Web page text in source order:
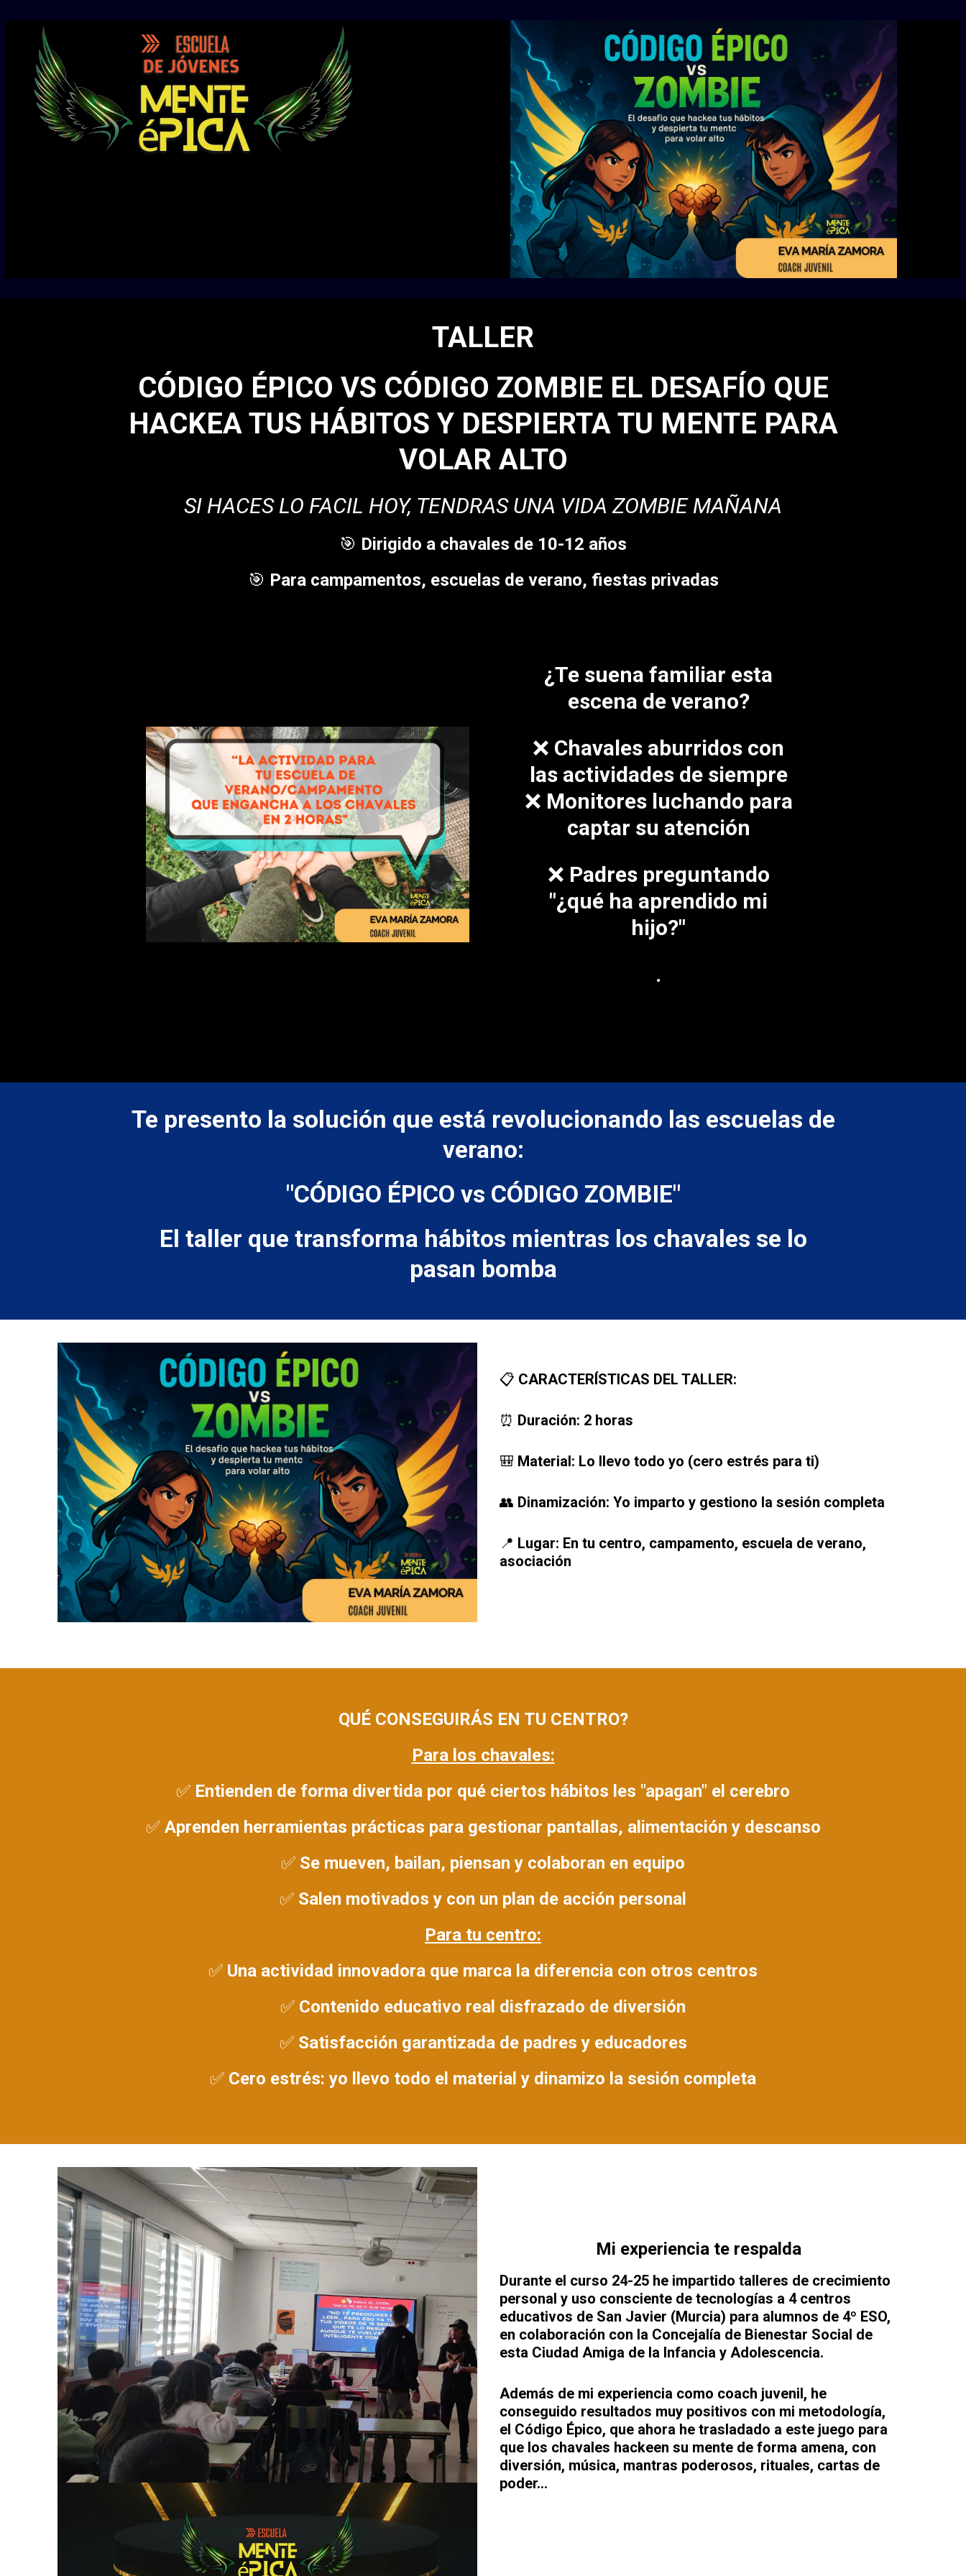
TALLER
CÓDIGO ÉPICO VS CÓDIGO ZOMBIE EL DESAFÍO QUE
HACKEA TUS HÁBITOS Y DESPIERTA TU MENTE PARA
VOLAR ALTO
SI HACES LO FACIL HOY, TENDRAS UNA VIDA ZOMBIE MAÑANA
🎯 Dirigido a chavales de 10-12 años
🎯 Para campamentos, escuelas de verano, fiestas privadas
¿Te suena familiar esta
escena de verano?
❌ Chavales aburridos con
las actividades de siempre
❌ Monitores luchando para
captar su atención
❌ Padres preguntando
"¿qué ha aprendido mi
hijo?"
.
Te presento la solución que está revolucionando las escuelas de
verano:
"CÓDIGO ÉPICO vs CÓDIGO ZOMBIE"
El taller que transforma hábitos mientras los chavales se lo
pasan bomba
📋 CARACTERÍSTICAS DEL TALLER:
⏰ Duración: 2 horas
🎒 Material: Lo llevo todo yo (cero estrés para ti)
👥 Dinamización: Yo imparto y gestiono la sesión completa
📍 Lugar: En tu centro, campamento, escuela de verano,
asociación
QUÉ CONSEGUIRÁS EN TU CENTRO?
Para los chavales:
✅ Entienden de forma divertida por qué ciertos hábitos les "apagan" el cerebro
✅ Aprenden herramientas prácticas para gestionar pantallas, alimentación y descanso
✅ Se mueven, bailan, piensan y colaboran en equipo
✅ Salen motivados y con un plan de acción personal
Para tu centro:
✅ Una actividad innovadora que marca la diferencia con otros centros
✅ Contenido educativo real disfrazado de diversión
✅ Satisfacción garantizada de padres y educadores
✅ Cero estrés: yo llevo todo el material y dinamizo la sesión completa
Mi experiencia te respalda
Durante el curso 24-25 he impartido talleres de crecimiento
personal y uso consciente de tecnologías a 4 centros
educativos de San Javier (Murcia) para alumnos de 4º ESO,
en colaboración con la Concejalía de Bienestar Social de
esta Ciudad Amiga de la Infancia y Adolescencia.
Además de mi experiencia como coach juvenil, he
conseguido resultados muy positivos con mi metodología,
el Código Épico, que ahora he trasladado a este juego para
que los chavales hackeen su mente de forma amena, con
diversión, música, mantras poderosos, rituales, cartas de
poder...